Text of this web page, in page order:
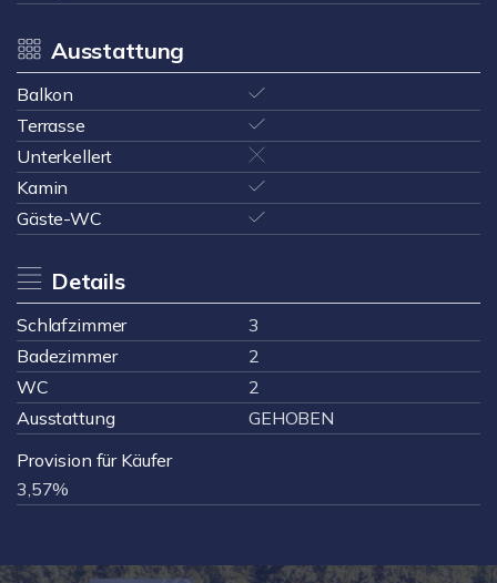
Ausstattung
Balkon
Terrasse
Unterkellert
Kamin
Gäste-WC
Details
Schlafzimmer
3
Badezimmer
2
WC
2
Ausstattung
GEHOBEN
Provision für Käufer
3,57%